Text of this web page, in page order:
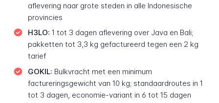
aflevering naar grote steden in alle Indonesische
provincies
H3LO: 1 tot 3 dagen aflevering over Java en Bali;
pakketten tot 3,3 kg gefactureerd tegen een 2 kg
tarief
GOKIL: Bulkvracht met een minimum
factureringsgewicht van 10 kg; standaardroutes in 1
tot 3 dagen, economie-variant in 6 tot 15 dagen